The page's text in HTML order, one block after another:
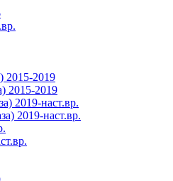
2015-2019
2015-2019
2019-наст.вр.
2019-наст.вр.